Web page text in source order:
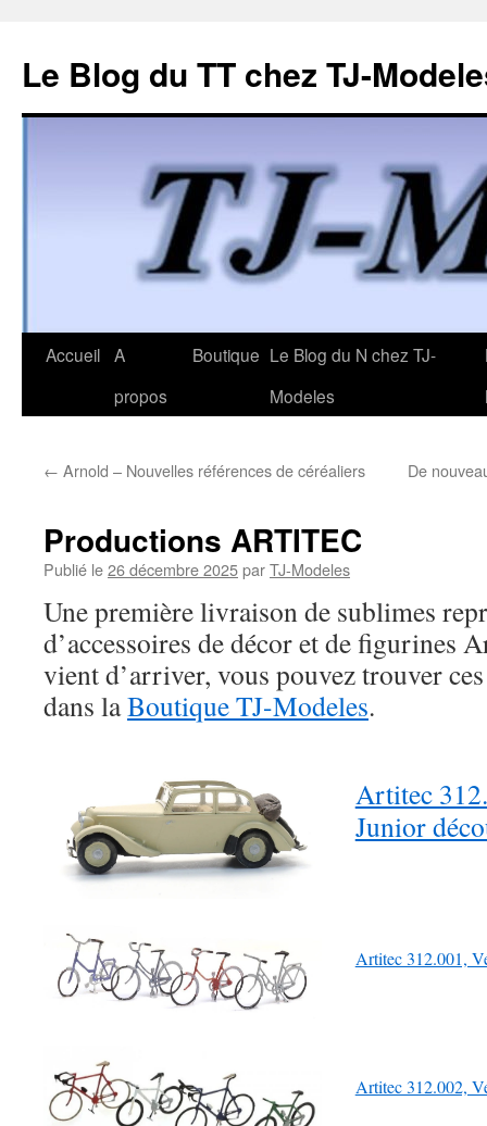
Le Blog du TT chez TJ-
Aller
Accueil A
propos
Boutique Le Blog du N chez TJ-
Modeles
← Arnold – Nouvelles références de céréaliers De
Productions ARTITEC
Publié le26 décembre 2025parTJ-Modeles
Une première livraison de sublimes
d’accessoires de décor et de figurines
vient d’arriver, vous pouvez trouver
dans laBoutique TJ-Modeles.
Artitec
Junior
Artitec 312.001,
Artitec 312.002,